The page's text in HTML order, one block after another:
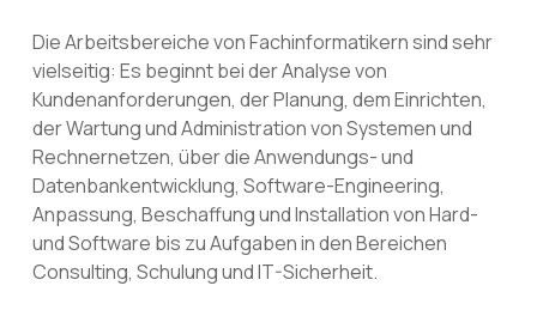
Die Arbeitsbereiche von Fachinformatikern sind sehr
vielseitig: Es beginnt bei der Analyse von
Kundenanforderungen, der Planung, dem Einrichten,
der Wartung und Administration von Systemen und
Rechnernetzen, über die Anwendungs- und
Datenbankentwicklung, Software-Engineering,
Anpassung, Beschaffung und Installation von Hard-
und Software bis zu Aufgaben in den Bereichen
Consulting, Schulung und IT-Sicherheit.